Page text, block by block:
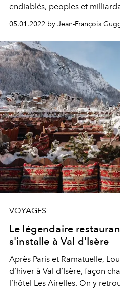
endiablés, peoples et
cornaquées. Au-delà du
autre Courchevel qu’incarne
à Courchevel Morion.
05.01.2022 by Jean-François
VOYAGES
Le légendaire
s'installe à Val d'Isère
Après Paris et Ramatuelle,
d’hiver à Val d’Isère, façon
l’hôtel Les Airelles. On y